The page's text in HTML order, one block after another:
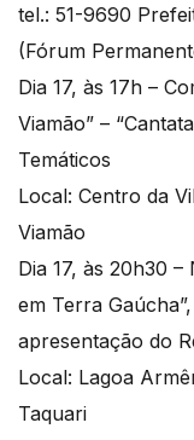
tel.: 51-9690
(Fórum
Dia 17, às 17h –
Viamão” –
Temáticos
Local: Centro da
Viamão
Dia 17, às 20h30
em Terra
apresentação do
Local: Lagoa
Taquari